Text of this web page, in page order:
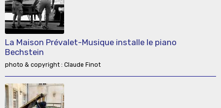
La Maison Prévalet-Musique installe le piano
Bechstein
photo & copyright : Claude Finot